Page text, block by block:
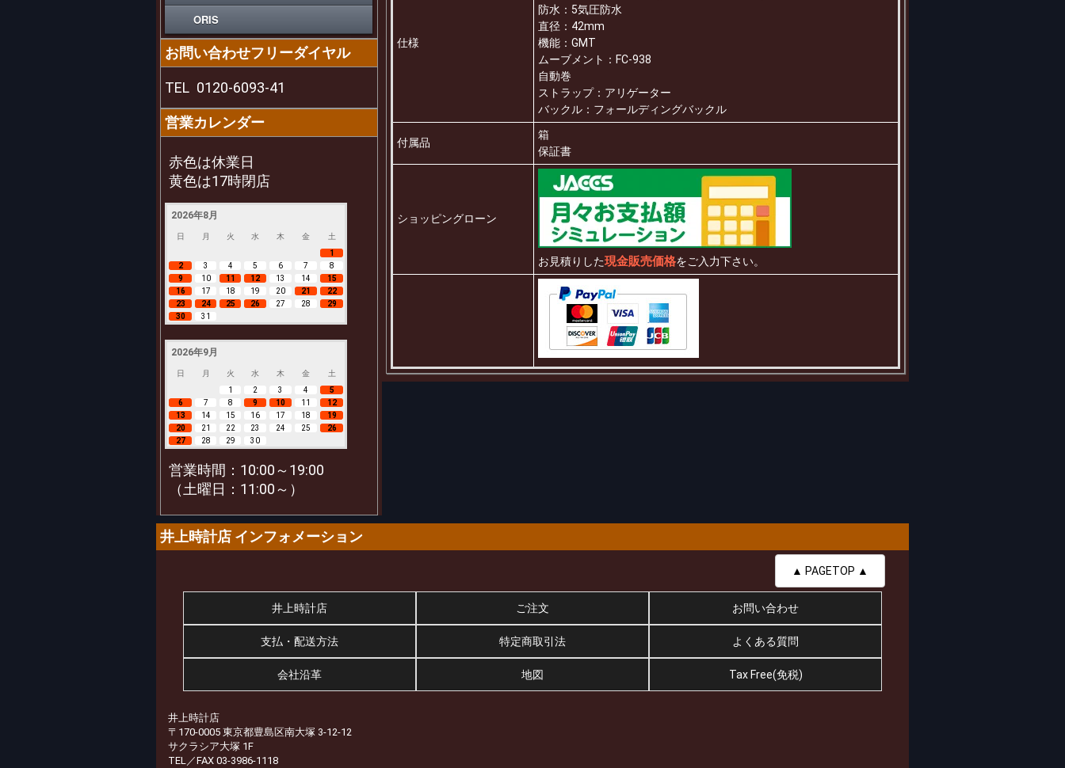
仕様
防水：5気圧防水
直径：42mm
機能：GMT
ムーブメント：FC-938
自動巻
ストラップ：アリゲーター
バックル：フォールディングバックル
付属品
箱
保証書
ショッピングローン
お見積りした現金販売価格をご入力下さい。
ORIS
お問い合わせフリーダイヤル
TEL 0120-6093-41
営業カレンダー
赤色は休業日
黄色は17時閉店
2026年8月
日 月 火 水 木 金
土
1
2
3 4 5 6 7
8
9
10 11 12 13 14
15
16
17 18 19 20 21
22
23
24 25 26 27 28
29
30
31
2026年9月
日 月 火 水 木 金
土
1
2 3 4
5
6
7 8 9 10 11
12
13
14 15 16 17 18
19
20
21 22 23 24 25
26
27
28 29 30
営業時間：10:00～19:00
（土曜日：11:00～）
井上時計店 インフォメーション
▲ PAGETOP ▲
井上時計店 ご注文 お問い合わせ
支払・配送方法 特定商取引法 よくある質問
会社沿革 地図 Tax Free(免税)
井上時計店
〒170-0005 東京都豊島区南大塚 3-12-12
サクラシア大塚 1F
TEL／FAX 03-3986-1118